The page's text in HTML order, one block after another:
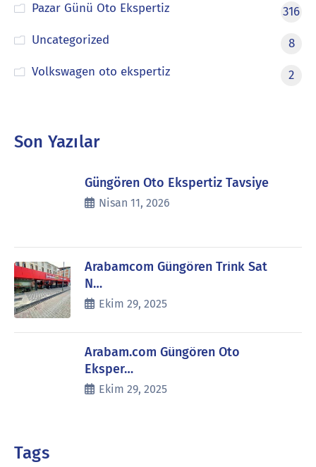
Pazar Günü Oto Ekspertiz
316
Uncategorized
8
Volkswagen oto ekspertiz
2
Son Yazılar
Güngören Oto Ekspertiz Tavsiye
Nisan 11, 2026
Arabamcom Güngören Trink Sat
N…
Ekim 29, 2025
Arabam.com Güngören Oto
Eksper…
Ekim 29, 2025
Tags